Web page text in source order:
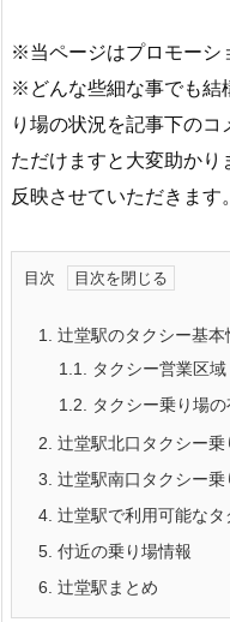
※当ページはプロモーシ
※どんな些細な事でも結
り場の状況を記事下の
ただけますと大変助かり
反映させていただきます。
目次
1.
辻堂駅のタクシー基本
1.1.
タクシー営業区域
1.2.
タクシー乗り場
2. 辻堂駅北口タクシー
3. 辻堂駅南口タクシー
4. 辻堂駅で利用可能な
5. 付近の乗り場情報
6. 辻堂駅まとめ